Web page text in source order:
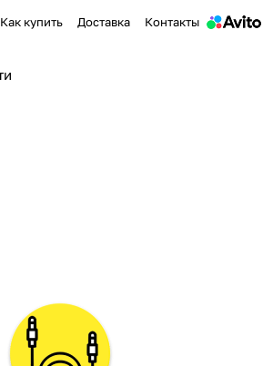
Как купить Доставка Контакты